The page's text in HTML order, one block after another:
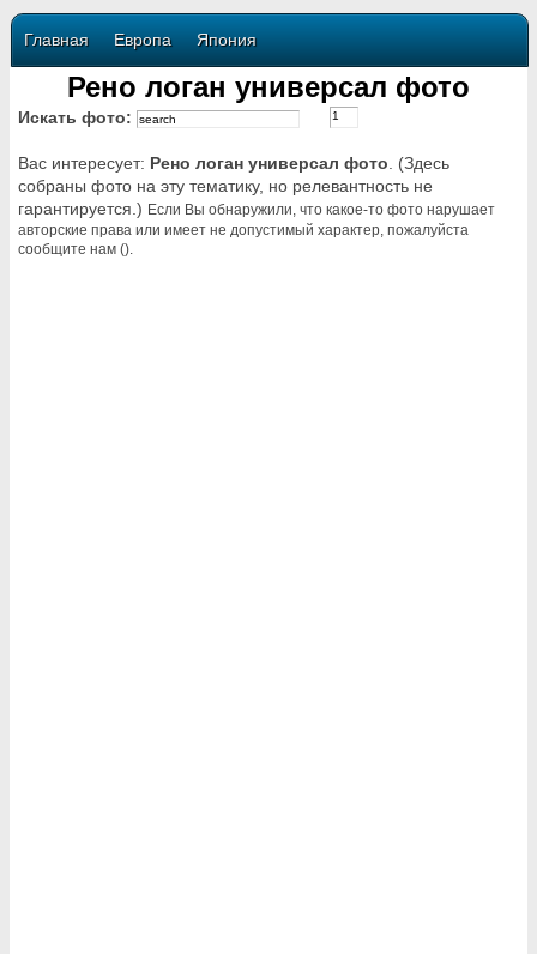
Главная Европа Япония
Рено логан универсал фото
Искать фото:
Вас интересует: Рено логан универсал фото . (Здесь
собраны фото на эту тематику, но релевантность не
гарантируется.) Если Вы обнаружили, что какое-то фото нарушает
авторские права или имеет не допустимый характер, пожалуйста
сообщите нам ().